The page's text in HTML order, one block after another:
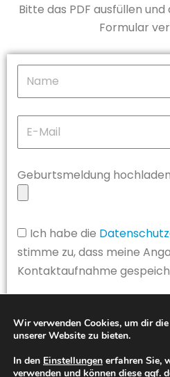
Bitte das PDF ausfüllen
Formular
Geburtsmeldung
Ich habe die
stimme zu, dass meine
Kontaktaufnahme
JETZT
Wir verwenden Cookies, um dir
unserer Website zu bieten.
In den Einstellungen erfahren Sie,
verwenden und können diese ggf.